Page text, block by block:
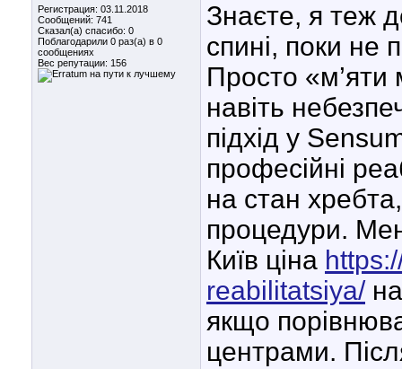
Регистрация: 03.11.2018
Сообщений: 741
Сказал(а) спасибо: 0
Поблагодарили 0 раз(а) в 0
сообщениях
Вес репутации: 156
Знаєте, я теж
спині, поки не
Просто «м’яти
навіть
підхід у
професійні
на стан
процедури.
Київ ціна
reabilitatsiya/на
якщо
центрами.